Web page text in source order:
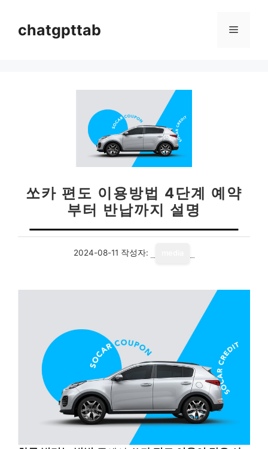
chatgpttab 메
쏘카 편도 이용방법 4단계 예약
부터 반납까지 설명
2024-08-11 작성자: